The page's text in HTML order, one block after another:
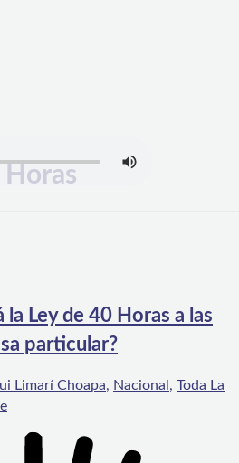
Horas
Ley de 40 Horas a las
particular?
Limarí Choapa, Nacional , Toda La